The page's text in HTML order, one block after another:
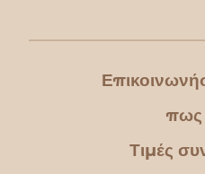
πως
Τιμές